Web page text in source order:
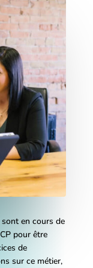
en cours de
pour être
de
sur ce métier,